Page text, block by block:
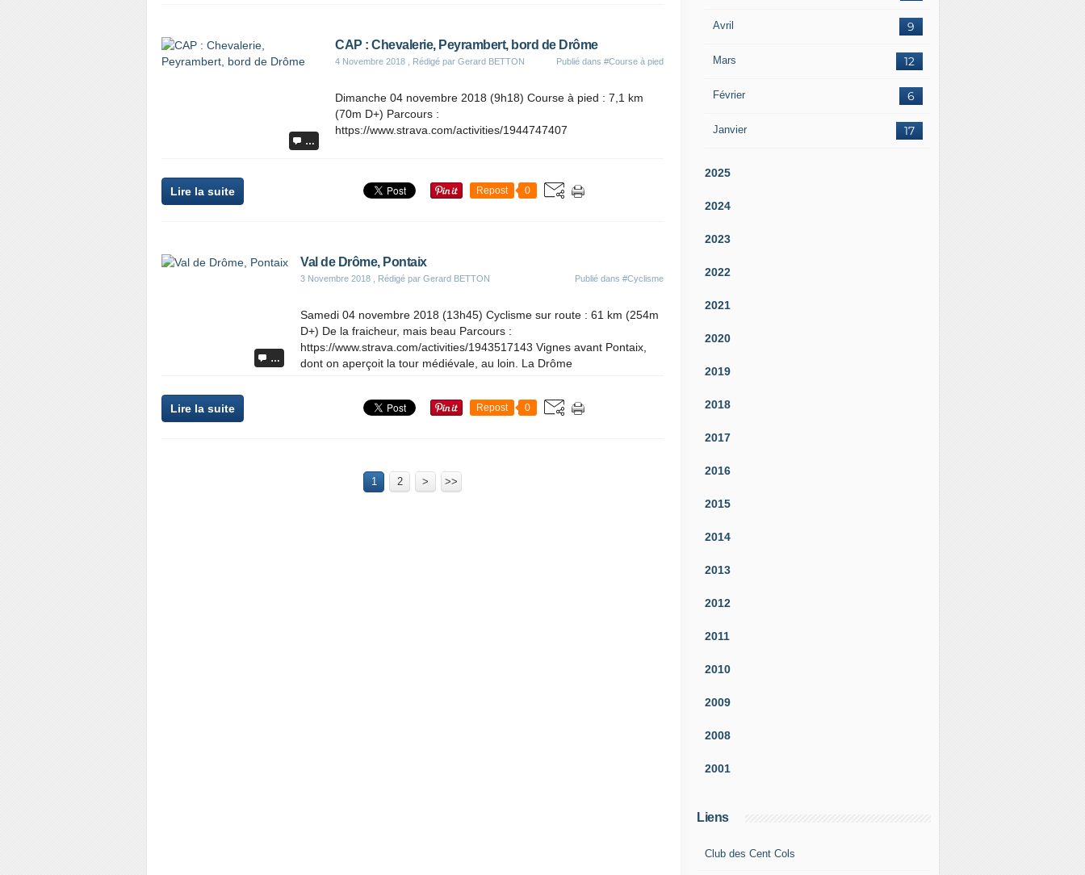
…
CAP : Chevalerie, Peyrambert, bord de Drôme
4 Novembre 2018 , Rédigé par Gerard BETTON Publié dans #Course à pied
Dimanche 04 novembre 2018 (9h18) Course à pied : 7,1 km
(70m D+) Parcours :
https://www.strava.com/activities/1944747407
Lire la suite Repost 0
…
Val de Drôme, Pontaix
3 Novembre 2018 , Rédigé par Gerard BETTON Publié dans #Cyclisme
Samedi 04 novembre 2018 (13h45) Cyclisme sur route : 61 km (254m
D+) De la fraicheur, mais beau Parcours :
https://www.strava.com/activities/1943517143 Vignes avant Pontaix,
dont on aperçoit la tour médiévale, au loin. La Drôme
Lire la suite Repost 0
1 2 > >>
Avril 9
Mars 12
Février 6
Janvier 17
2025
2024
2023
2022
2021
2020
2019
2018
2017
2016
2015
2014
2013
2012
2011
2010
2009
2008
2001
Liens
Club des Cent Cols